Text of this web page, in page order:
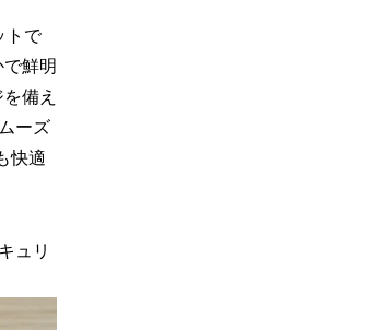
トで
鮮明
備え
ーズ
快適
ュリ